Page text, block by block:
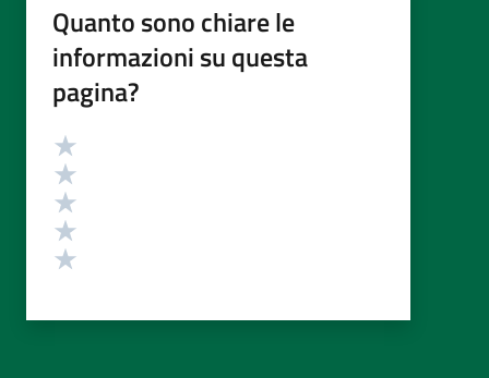
Quanto sono chiare le
informazioni su questa
pagina?
Valutazione